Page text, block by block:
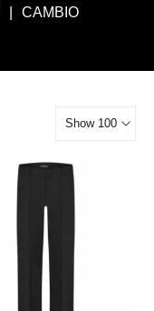
CAMBIO
Show 100